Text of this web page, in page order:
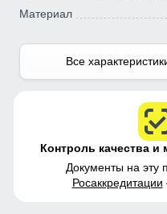
Материал
Все
Контроль качества
Документы на эту
Росаккредитации